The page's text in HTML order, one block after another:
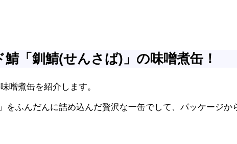
「釧鯖(せんさば)」の味噌煮缶！
噌煮缶を紹介します。
」をふんだんに詰め込んだ贅沢な一缶でして、パッケージ